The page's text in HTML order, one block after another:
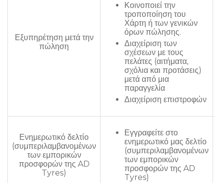
Εξυπηρέτηση μετά την
πώληση
Κοινοποιεί την
τροποποίηση του
Χάρτη ή των γενικών
όρων πώλησης.
Διαχείριση των
σχέσεων με τους
πελάτες (αιτήματα,
σχόλια και προτάσεις)
μετά από μια
παραγγελία
Διαχείριση επιστροφών
Ενημερωτικό δελτίο
(συμπεριλαμβανομένων
των εμπορικών
προσφορών της AD
Tyres)
Εγγραφείτε στο
ενημερωτικό μας δελτίο
(συμπεριλαμβανομένων
των εμπορικών
προσφορών της AD
Tyres)